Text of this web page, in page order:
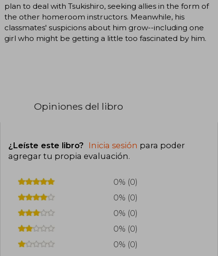
plan to deal with Tsukishiro, seeking allies in the form of
the other homeroom instructors. Meanwhile, his
classmates' suspicions about him grow--including one
girl who might be getting a little too fascinated by him.
Opiniones del libro
¿Leíste este libro? Inicia sesión para poder
agregar tu propia evaluación.
0% (0)
0% (0)
0% (0)
0% (0)
0% (0)